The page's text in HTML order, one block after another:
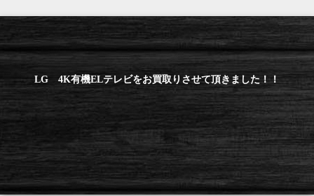
LG 4K有機ELテレビをお買取りさせて頂きました！！